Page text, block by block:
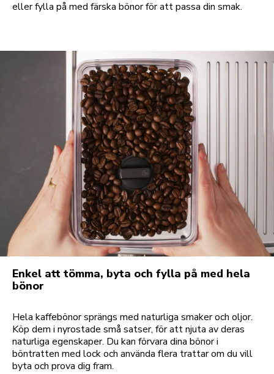
eller fylla på med färska bönor för att passa din smak.
Enkel att tömma, byta och fylla på med hela
bönor
Hela kaffebönor sprängs med naturliga smaker och oljor.
Köp dem i nyrostade små satser, för att njuta av deras
naturliga egenskaper. Du kan förvara dina bönor i
böntratten med lock och använda flera trattar om du vill
byta och prova dig fram.